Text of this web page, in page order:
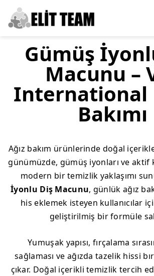
Gümüş
Macunu –
International
Bakımı
Ağız bakım ürünlerinde doğal
günümüzde, gümüş iyonları ve
modern bir temizlik yaklaşımı
İyonlu Diş Macunu, günlük ağız
his eklemek isteyen kullanıcılar
geliştirilmiş bir formüle
Yumuşak yapısı, fırçalama
sağlaması ve ağızda tazelik hissi
çıkar. Doğal içerikli temizlik tercih